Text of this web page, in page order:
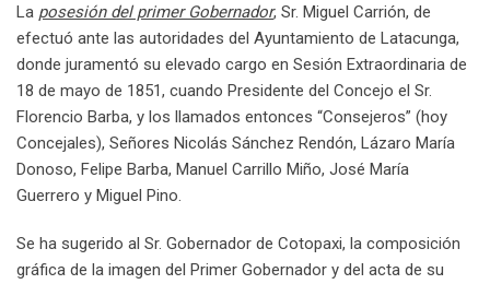
La posesión del primer Gobernador, Sr. Miguel Carrión, de
efectuó ante las autoridades del Ayuntamiento de Latacunga,
donde juramentó su elevado cargo en Sesión Extraordinaria de
18 de mayo de 1851, cuando Presidente del Concejo el Sr.
Florencio Barba, y los llamados entonces “Consejeros” (hoy
Concejales), Señores Nicolás Sánchez Rendón, Lázaro María
Donoso, Felipe Barba, Manuel Carrillo Miño, José María
Guerrero y Miguel Pino.
Se ha sugerido al Sr. Gobernador de Cotopaxi, la composición
gráfica de la imagen del Primer Gobernador y del acta de su